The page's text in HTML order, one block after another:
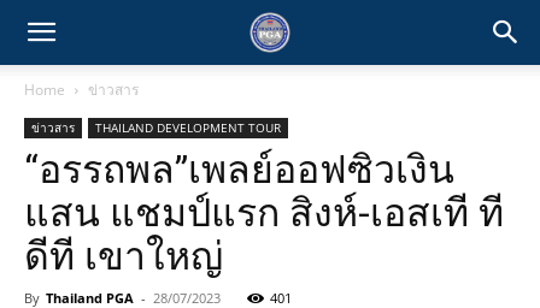
Home ข่าวสาร
ข่าวสาร THAILAND DEVELOPMENT TOUR
“อรรถพล”เพลย์ออฟซิวเงิน
แสน แชมป์แรก สิงห์-เอสเที ที
ดีที เขาใหญ่
By Thailand PGA - 28/07/2023 401